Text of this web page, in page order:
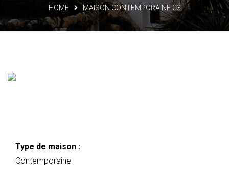
HOME MAISON CONTEMPORAINE C3
Type de maison :
Contemporaine